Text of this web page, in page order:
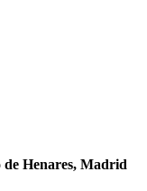
de Henares, Madrid